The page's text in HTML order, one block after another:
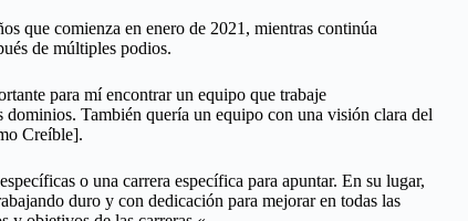
que comienza en enero de 2021, mientras continúa
de múltiples podios.
para mí encontrar un equipo que trabaje
También quería un equipo con una visión clara del
Creíble].
o una carrera específica para apuntar. En su lugar,
duro y con dedicación para mejorar en todas las